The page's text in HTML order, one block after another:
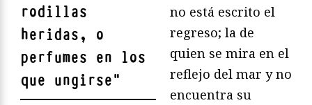
rodillas
heridas, o
perfumes en los
que ungirse"
no está escrito el
regreso; la de
quien se mira en el
reflejo del mar y no
encuentra su